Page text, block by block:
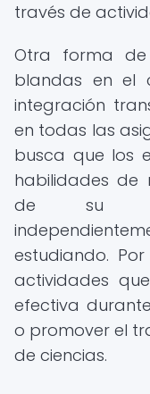
través de
Otra forma de
blandas en el
integración
en todas las
busca que los
habilidades
de su
estudiando.
actividades
efectiva
o promover el
de ciencias.